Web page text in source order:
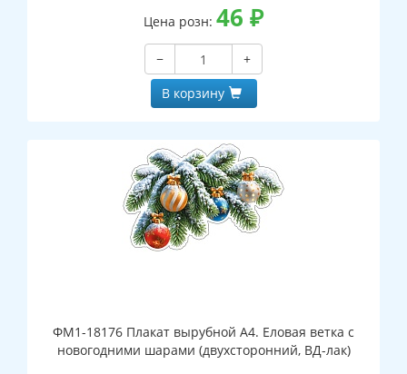
Цена розн: 46 ₽
−
+
В корзину
ФМ1-18176 Плакат вырубной А4. Еловая ветка с
новогодними шарами (двухсторонний, ВД-лак)